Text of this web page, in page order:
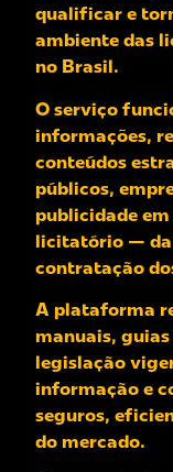
qualificar e
ambiente das
no Brasil.
O serviço
informações,
conteúdos
públicos,
publicidade em
licitatório — da
contratação
A plataforma
manuais,
legislação
informação e
seguros,
do mercado.